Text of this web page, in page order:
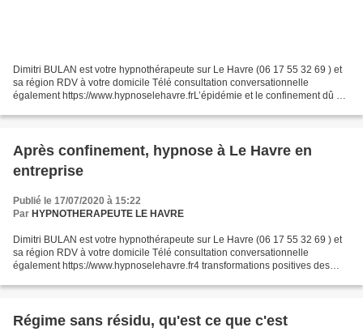
Dimitri BULAN est votre hypnothérapeute sur Le Havre (06 17 55 32 69 ) et
sa région RDV à votre domicile Télé consultation conversationnelle
également https://www.hypnoselehavre.frL’épidémie et le confinement dû au
Après confinement, hypnose à Le Havre en
entreprise
Publié le 17/07/2020 à 15:22
Par HYPNOTHERAPEUTE LE HAVRE
Dimitri BULAN est votre hypnothérapeute sur Le Havre (06 17 55 32 69 ) et
sa région RDV à votre domicile Télé consultation conversationnelle
également https://www.hypnoselehavre.fr4 transformations positives des
Régime sans résidu, qu'est ce que c'est